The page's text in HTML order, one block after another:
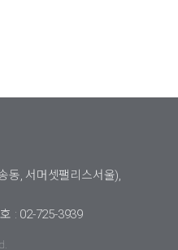
동, 서머셋팰리스서울),
: 02-725-3939